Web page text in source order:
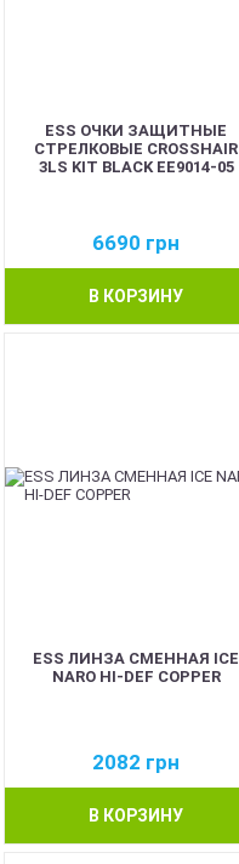
ESS ОЧКИ ЗАЩИТНЫЕ
СТРЕЛКОВЫЕ CROSSHAIR
3LS KIT BLACK EE9014-05
6690 грн
В КОРЗИНУ
ESS ЛИНЗА СМЕННАЯ ICE
NARO HI-DEF COPPER
2082 грн
В КОРЗИНУ